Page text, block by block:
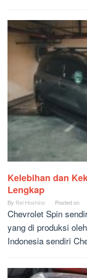
Kelebihan dan
Lengkap
By Rei Hoshino Posted on
Chevrolet Spin
yang di produksi
Indonesia sendiri